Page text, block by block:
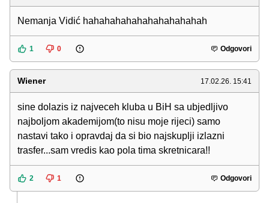
Nemanja Vidić hahahahahahahahahahahah
1 0 Odgovori
Wiener 17.02.26. 15:41
sine dolazis iz najveceh kluba u BiH sa ubjedljivo
najboljom akademijom(to nisu moje rijeci) samo
nastavi tako i opravdaj da si bio najskuplji izlazni
trasfer...sam vredis kao pola tima skretnicara!!
2 1 Odgovori